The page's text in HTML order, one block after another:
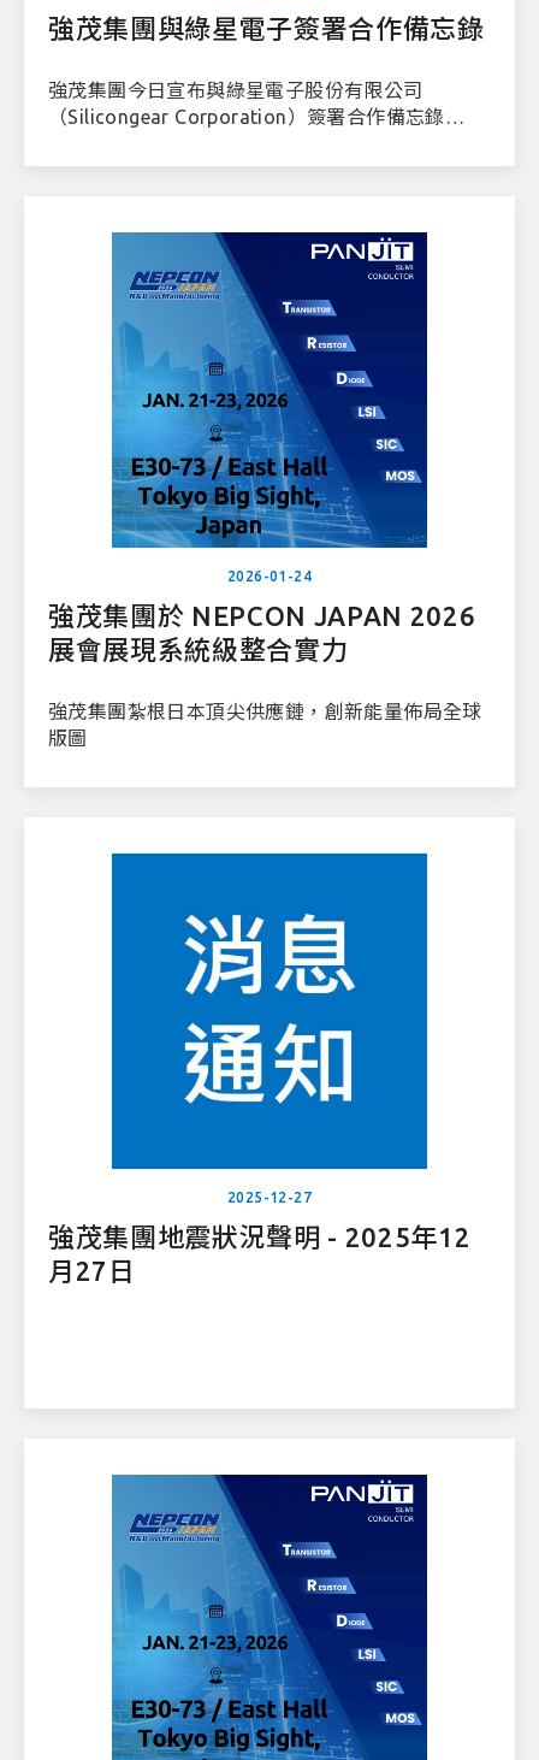
強茂集團與綠星電子簽署合作備忘錄
強茂集團今日宣布與綠星電子股份有限公司
（Silicongear Corporation）簽署合作備忘錄
2026-01-24
強茂集團於 NEPCON JAPAN 2026
展會展現系統級整合實力
強茂集團紮根日本頂尖供應鏈，創新能量佈局全球
版圖
2025-12-27
強茂集團地震狀況聲明 - 2025年12
月27日